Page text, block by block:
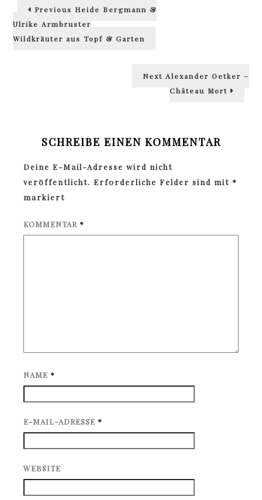
Previous Previous
Heide Bergmann &
Ulrike Armbruster
Wildkräuter aus Topf & Garten
Next Next
Alexander Oetker –
Château Mort
SCHREIBE EINEN KOMMENTAR
Deine E-Mail-Adresse wird nicht
veröffentlicht. Erforderliche Felder sind mit *
markiert
KOMMENTAR *
NAME *
E-MAIL-ADRESSE *
WEBSITE